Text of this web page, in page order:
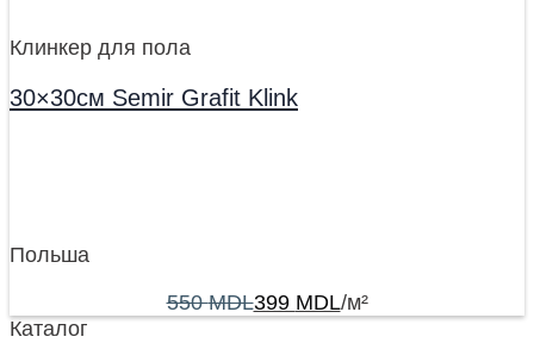
Клинкер для пола
30×30см Semir Grafit Klink
Польша
550MDL399 MDL/м²
Каталог